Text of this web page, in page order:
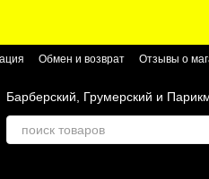
Обмен и возврат Отзывы о
Барберский, Грумерский и